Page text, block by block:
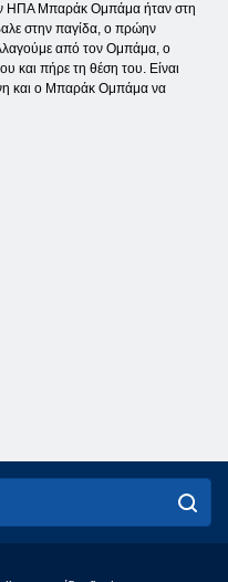
ΗΠΑ Μπαράκ Ομπάμα ήταν στη
στην παγίδα, ο πρώην
από τον Ομπάμα, ο
και πήρε τη θέση του. Είναι
και ο Μπαράκ Ομπάμα να